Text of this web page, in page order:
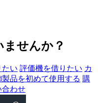
せんか？
い 評価機を借りたい カ
製品を初めて使用する 購
合わせ